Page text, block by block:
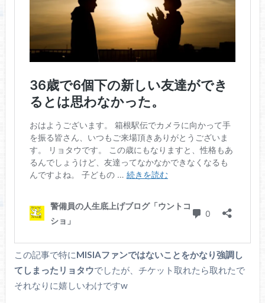
この記事で特にMISIAファンではないことをかなり強調し
てしまったリョタウでしたが、チケット取れたら取れたで
それなりに嬉しいわけですw